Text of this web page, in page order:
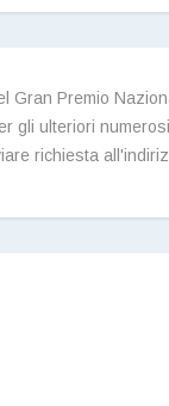
Gran Premio
gli ulteriori
richiesta